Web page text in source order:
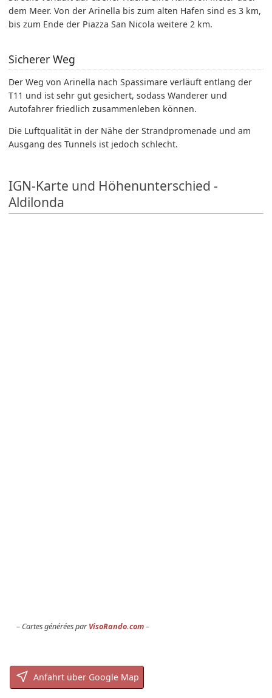
dem Meer. Von der Arinella bis zum alten Hafen sind es 3 km,
bis zum Ende der Piazza San Nicola weitere 2 km.
Sicherer Weg
Der Weg von Arinella nach Spassimare verläuft entlang der
T11 und ist sehr gut gesichert, sodass Wanderer und
Autofahrer friedlich zusammenleben können.
Die Luftqualität in der Nähe der Strandpromenade und am
Ausgang des Tunnels ist jedoch schlecht.
IGN-Karte und Höhenunterschied -
Aldilonda
Cartes générées parVisoRando.com
Anfahrt über Google Map